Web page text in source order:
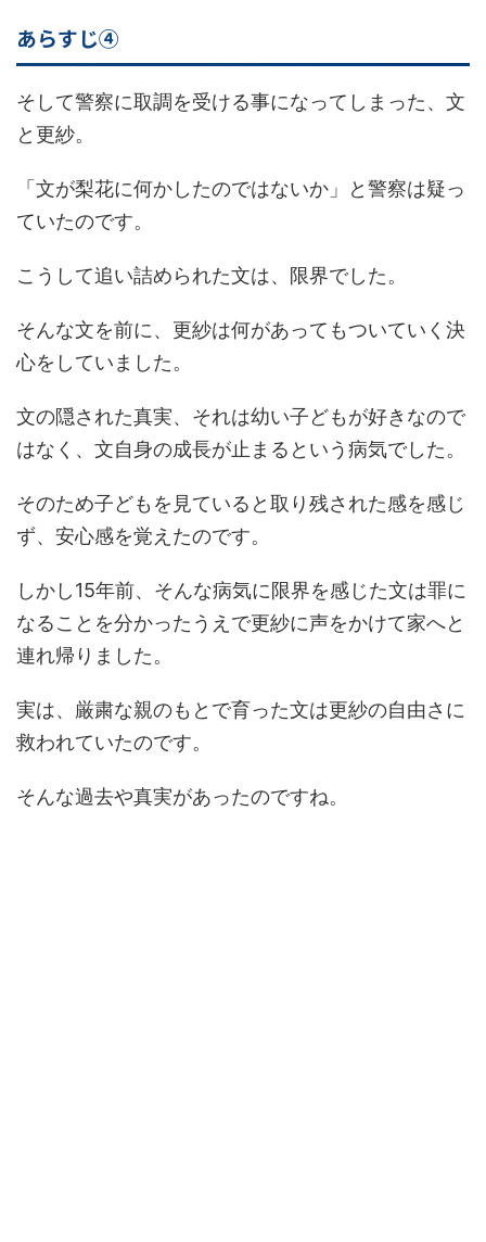
あらすじ④
そして警察に取調を受ける事になってしまった、文
と更紗。
「文が梨花に何かしたのではないか」と警察は疑っ
ていたのです。
こうして追い詰められた文は、限界でした。
そんな文を前に、更紗は何があってもついていく決
心をしていました。
文の隠された真実、それは幼い子どもが好きなので
はなく、文自身の成長が止まるという病気でした。
そのため子どもを見ていると取り残された感を感じ
ず、安心感を覚えたのです。
しかし15年前、そんな病気に限界を感じた文は罪に
なることを分かったうえで更紗に声をかけて家へと
連れ帰りました。
実は、厳粛な親のもとで育った文は更紗の自由さに
救われていたのです。
そんな過去や真実があったのですね。